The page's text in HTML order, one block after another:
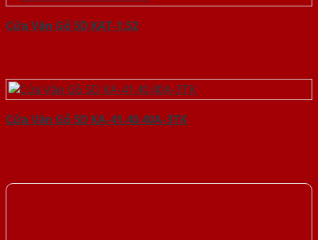
Cửa Vân Gỗ 5D KAT-1.52
Cửa Vân Gỗ 5D KA-41.40.40A-3TK